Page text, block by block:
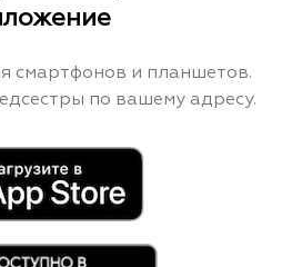
смартфонов и планшетов.
по вашему адресу.